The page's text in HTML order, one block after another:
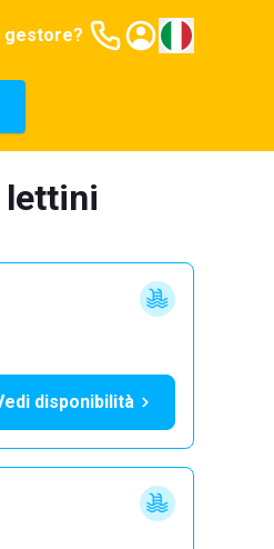
gestore?
lettini
disponibilità